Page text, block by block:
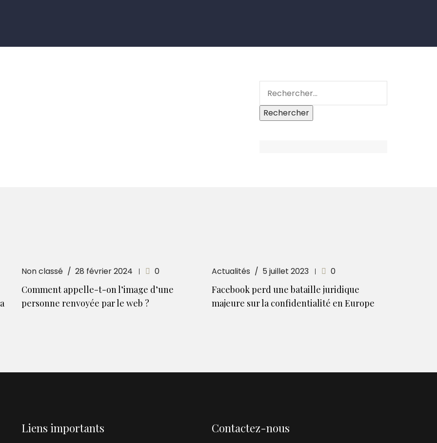
Non classé 28 février 2024 0
Comment appelle-t-on l’image d’une
personne renvoyée par le web ?
Actualités 5 juillet 2023 0
Facebook perd une bataille juridique
majeure sur la confidentialité en Europe
Liens importants Contactez-nous